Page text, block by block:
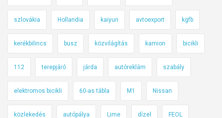
szlovákia Hollandia kaiyun avtoexport kgfb
kerékbilincs busz közvilágítás kamion bicikli
112 terepjáró járda autóreklám szabály
elektromos bicikli 60-as tábla M1 Nissan
közlekedés autópálya Lime dízel FEOL